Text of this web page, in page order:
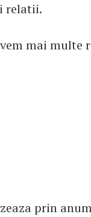
relatii.
mai multe
prin